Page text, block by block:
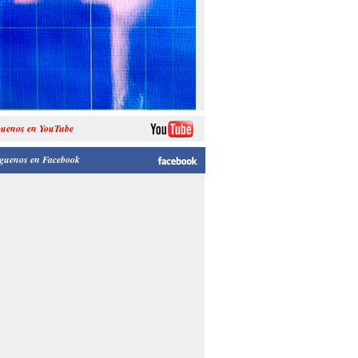
en YouTube
en Facebook